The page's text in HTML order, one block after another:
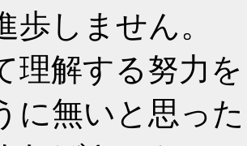
歩しません。
理解する努力
に無いと思っ